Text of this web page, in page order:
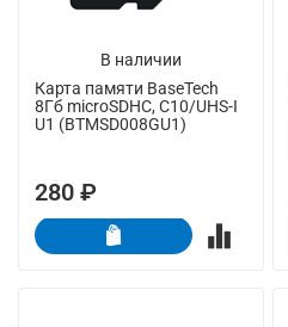
В наличии
Карта памяти BaseTech
8Гб microSDHC, C10/UHS-I
U1 (BTMSD008GU1)
280 ₽